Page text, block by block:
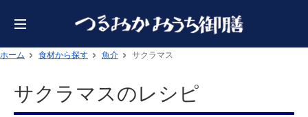
ホーム 食材から探す 魚介 サクラマス
サクラマスのレシピ